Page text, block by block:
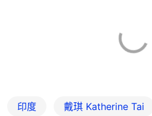
印度 戴琪 Katherine Tai